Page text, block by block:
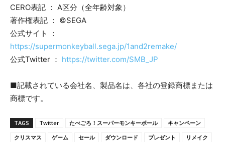
CERO表記 ： A区分（全年齢対象）
著作権表記 ： ©SEGA
公式サイト ：
https://supermonkeyball.sega.jp/1and2remake/
公式Twitter ： https://twitter.com/SMB_JP
■記載されている会社名、製品名は、各社の登録商標または
商標です。
TAGS Twitter たべごろ！スーパーモンキーボール
キャンペーン
クリスマス
ゲーム セール ダウンロード プレゼント
リメイク